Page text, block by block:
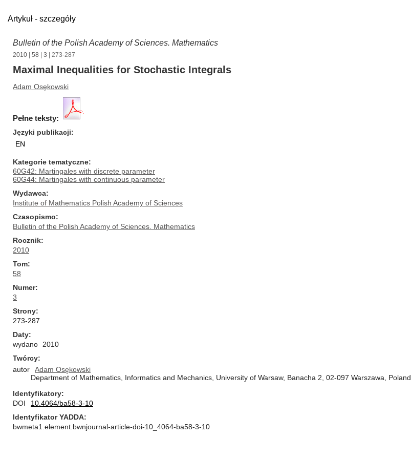
Artykuł - szczegóły
Bulletin of the Polish Academy of Sciences. Mathematics
2010 58 3 | 273-287
Maximal Inequalities for Stochastic Integrals
Adam Osękowski
Pełne teksty:
Języki publikacji
EN
Kategorie tematyczne
60G42: Martingales with discrete parameter
60G44: Martingales with continuous parameter
Wydawca
Institute of Mathematics Polish Academy of Sciences
Czasopismo
Bulletin of the Polish Academy of Sciences. Mathematics
Rocznik
2010
Tom
58
Numer
3
Strony
273-287
Daty
wydano
2010
Twórcy
autor
Adam Osękowski
Department of Mathematics, Informatics and Mechanics, University of Warsaw, Banacha 2, 02-097 Warszawa, Poland
Identyfikatory
DOI
10.4064/ba58-3-10
Identyfikator YADDA
bwmeta1.element.bwnjournal-article-doi-10_4064-ba58-3-10